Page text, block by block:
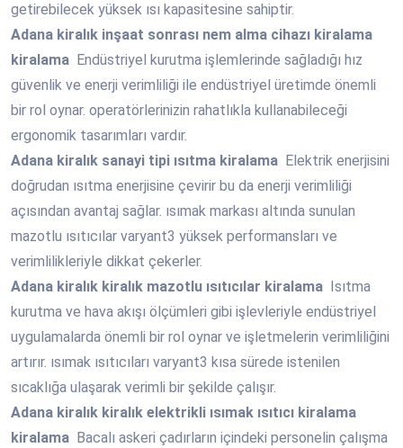
getirebilecek yüksek ısı kapasitesine sahiptir.
Adana kiralık inşaat sonrası nem alma cihazı kiralama
kiralama Endüstriyel kurutma işlemlerinde sağladığı hız
güvenlik ve enerji verimliliği ile endüstriyel üretimde önemli
bir rol oynar. operatörlerinizin rahatlıkla kullanabileceği
ergonomik tasarımları vardır.
Adana kiralık sanayi tipi ısıtma kiralama Elektrik enerjisini
doğrudan ısıtma enerjisine çevirir bu da enerji verimliliği
açısından avantaj sağlar. ısımak markası altında sunulan
mazotlu ısıtıcılar varyant3 yüksek performansları ve
verimlilikleriyle dikkat çekerler.
Adana kiralık kiralık mazotlu ısıtıcılar kiralama Isıtma
kurutma ve hava akışı ölçümleri gibi işlevleriyle endüstriyel
uygulamalarda önemli bir rol oynar ve işletmelerin verimliliğini
artırır. ısımak ısıtıcıları varyant3 kısa sürede istenilen
sıcaklığa ulaşarak verimli bir şekilde çalışır.
Adana kiralık kiralık elektrikli ısımak ısıtıcı kiralama
kiralama Bacalı askeri çadırların içindeki personelin çalışma